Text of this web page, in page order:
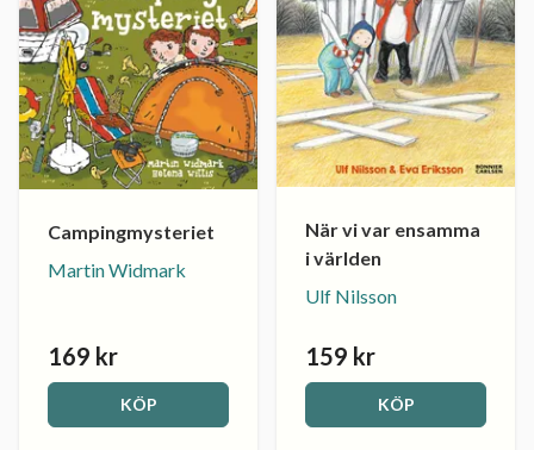
Campingmysteriet
Martin Widmark
169 kr
KÖP
När vi var ensamma
i världen
Ulf Nilsson
159 kr
KÖP